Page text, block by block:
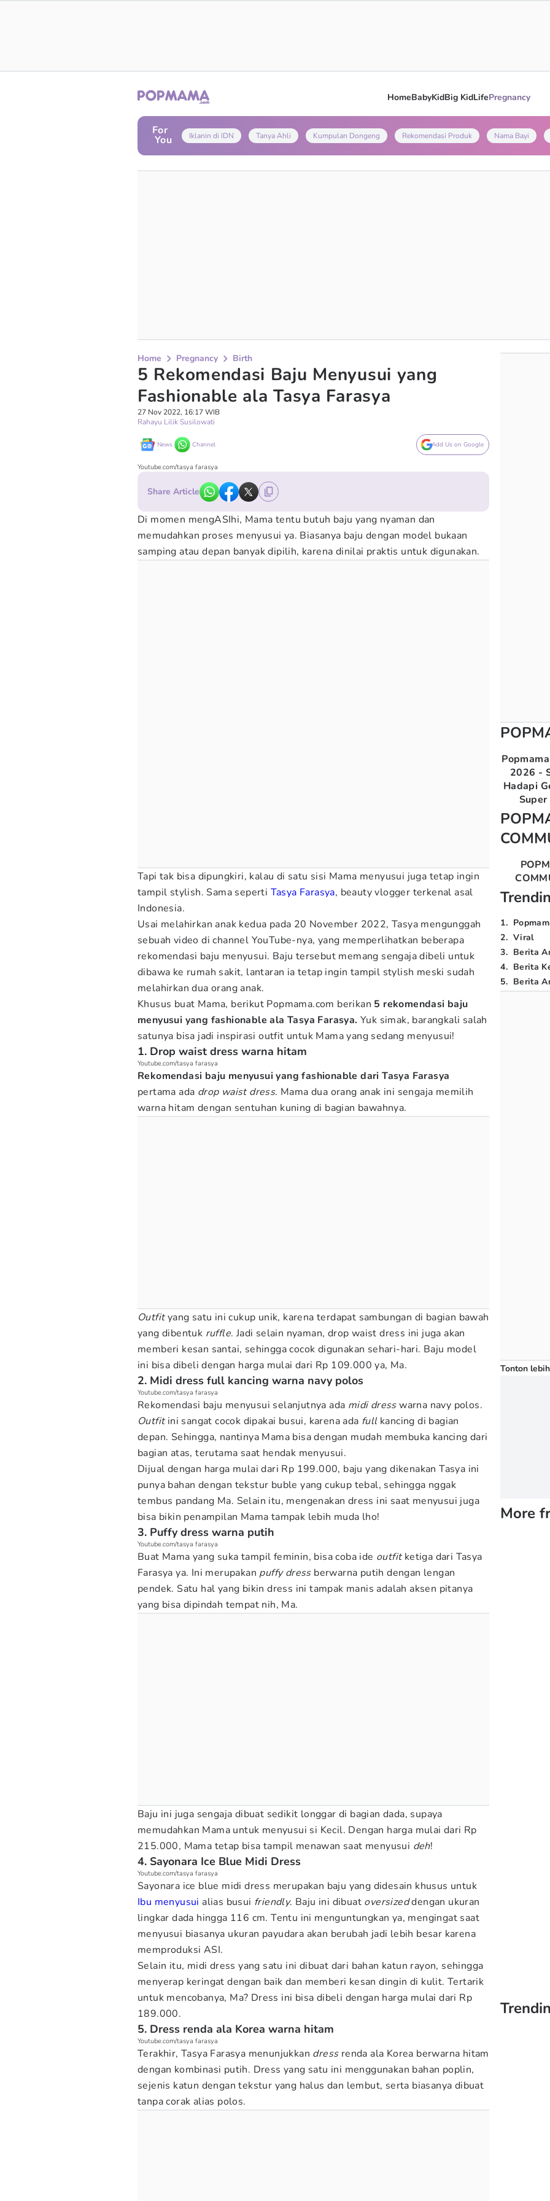
HomeBabyKidBig KidLifePregnancy
For
You Iklanin di IDN Tanya Ahli Kumpulan Dongeng Rekomendasi Produk Nama Bayi
Home Pregnancy Birth
5 Rekomendasi Baju Menyusui yang
Fashionable ala Tasya Farasya
27 Nov 2022, 16:17 WIB
Rahayu Lilik Susilowati
News Channel Add Us on Google
Youtube.com/tasya farasya
Share Article
Di momen mengASIhi, Mama tentu butuh baju yang nyaman dan
memudahkan proses menyusui ya. Biasanya baju dengan model bukaan
samping atau depan banyak dipilih, karena dinilai praktis untuk digunakan.
Tapi tak bisa dipungkiri, kalau di satu sisi Mama menyusui juga tetap ingin
tampil stylish. Sama seperti Tasya Farasya, beauty vlogger terkenal asal
Indonesia.
Usai melahirkan anak kedua pada 20 November 2022, Tasya mengunggah
sebuah video di channel YouTube-nya, yang memperlihatkan beberapa
rekomendasi baju menyusui. Baju tersebut memang sengaja dibeli untuk
dibawa ke rumah sakit, lantaran ia tetap ingin tampil stylish meski sudah
melahirkan dua orang anak.
Khusus buat Mama, berikut Popmama.com berikan 5 rekomendasi baju
menyusui yang fashionable ala Tasya Farasya. Yuk simak, barangkali salah
satunya bisa jadi inspirasi outfit untuk Mama yang sedang menyusui!
1. Drop waist dress warna hitam
Youtube.com/tasya farasya
Rekomendasi baju menyusui yang fashionable dari Tasya Farasya
pertama ada drop waist dress. Mama dua orang anak ini sengaja memilih
warna hitam dengan sentuhan kuning di bagian bawahnya.
Outfityang satu ini cukup unik, karena terdapat sambungan di bagian bawah
yang dibentuk ruffle. Jadi selain nyaman, drop waist dress ini juga akan
memberi kesan santai, sehingga cocok digunakan sehari-hari. Baju model
ini bisa dibeli dengan harga mulai dari Rp 109.000 ya, Ma.
2. Midi dress full kancing warna navy polos
Youtube.com/tasya farasya
Rekomendasi baju menyusui selanjutnya ada midi dresswarna navy polos.
Outfitini sangat cocok dipakai busui, karena ada fullkancing di bagian
depan. Sehingga, nantinya Mama bisa dengan mudah membuka kancing dari
bagian atas, terutama saat hendak menyusui.
Dijual dengan harga mulai dari Rp 199.000, baju yang dikenakan Tasya ini
punya bahan dengan tekstur buble yang cukup tebal, sehingga nggak
tembus pandang Ma. Selain itu, mengenakan dress ini saat menyusui juga
bisa bikin penampilan Mama tampak lebih muda lho!
3. Puffy dress warna putih
Youtube.com/tasya farasya
Buat Mama yang suka tampil feminin, bisa coba ide outfitketiga dari Tasya
Farasya ya. Ini merupakan puffy dressberwarna putih dengan lengan
pendek. Satu hal yang bikin dress ini tampak manis adalah aksen pitanya
yang bisa dipindah tempat nih, Ma.
Baju ini juga sengaja dibuat sedikit longgar di bagian dada, supaya
memudahkan Mama untuk menyusui si Kecil. Dengan harga mulai dari Rp
215.000, Mama tetap bisa tampil menawan saat menyusui deh!
4. Sayonara Ice Blue Midi Dress
Youtube.com/tasya farasya
Sayonara ice blue midi dress merupakan baju yang didesain khusus untuk
Ibu menyusui alias busui friendly. Baju ini dibuat oversizeddengan ukuran
lingkar dada hingga 116 cm. Tentu ini menguntungkan ya, mengingat saat
menyusui biasanya ukuran payudara akan berubah jadi lebih besar karena
memproduksi ASI.
Selain itu, midi dress yang satu ini dibuat dari bahan katun rayon, sehingga
menyerap keringat dengan baik dan memberi kesan dingin di kulit. Tertarik
untuk mencobanya, Ma? Dress ini bisa dibeli dengan harga mulai dari Rp
189.000.
5. Dress renda ala Korea warna hitam
Youtube.com/tasya farasya
Terakhir, Tasya Farasya menunjukkan dressrenda ala Korea berwarna hitam
dengan kombinasi putih. Dress yang satu ini menggunakan bahan poplin,
sejenis katun dengan tekstur yang halus dan lembut, serta biasanya dibuat
tanpa corak alias polos.
2026 -
Hadapi
1.
2. Viral
3. Berita
4. Berita
5. Berita
Tonton
More